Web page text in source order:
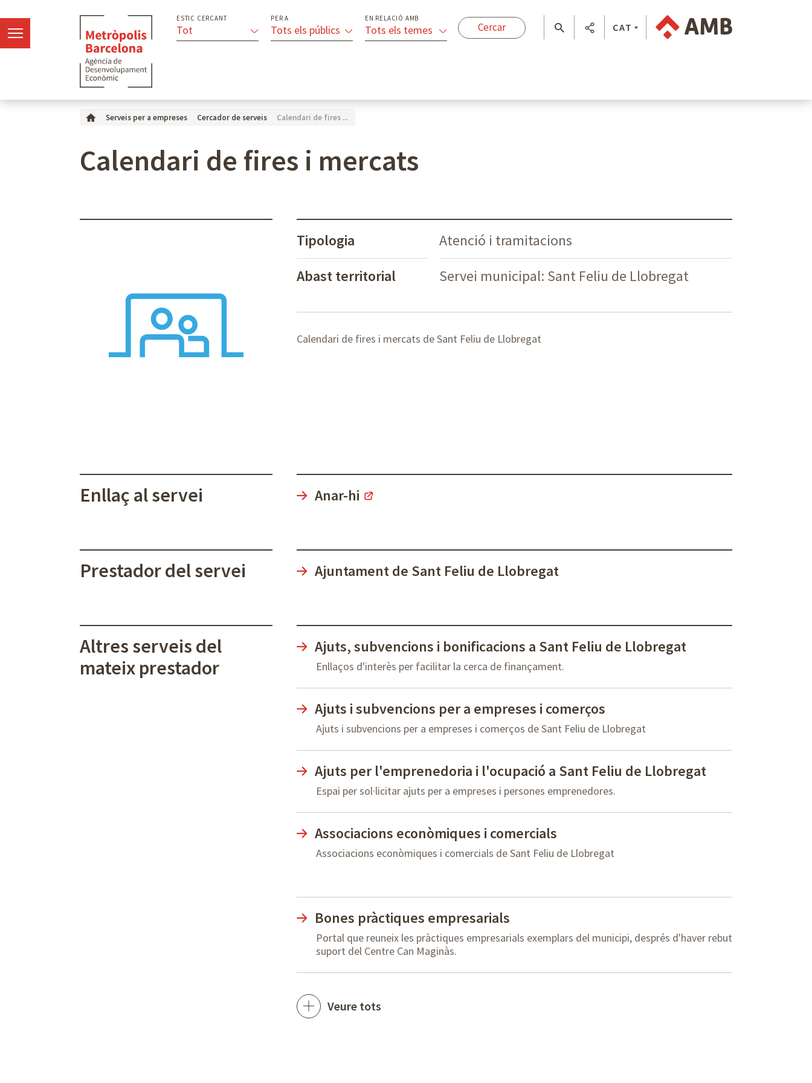
ESTIC CERCANT
Tot
PER A
Tots els públics
EN RELACIÓ AMB
Tots els temes CAT
Serveis per a empreses Cercador de serveis Calendari de fires ...
Calendari de fires i mercats
Tipologia
Atenció i tramitacions
Abast territorial
Servei municipal: Sant Feliu de Llobregat
Calendari de fires i mercats de Sant Feliu de Llobregat
Enllaç al servei Anar-hi
Prestador del servei Ajuntament de Sant Feliu de Llobregat
Altres serveis del
mateix prestador
Ajuts, subvencions i bonificacions a Sant Feliu de Llobregat
Enllaços d'interès per facilitar la cerca de finançament.
Ajuts i subvencions per a empreses i comerços
Ajuts i subvencions per a empreses i comerços de Sant Feliu de Llobregat
Ajuts per l'emprenedoria i l'ocupació a Sant Feliu de Llobregat
Espai per sol·licitar ajuts per a empreses i persones emprenedores.
Associacions econòmiques i comercials
Associacions econòmiques i comercials de Sant Feliu de Llobregat
Bones pràctiques empresarials
Portal que reuneix les pràctiques empresarials exemplars del municipi, després d'haver rebut
suport del Centre Can Maginàs.
Veure tots